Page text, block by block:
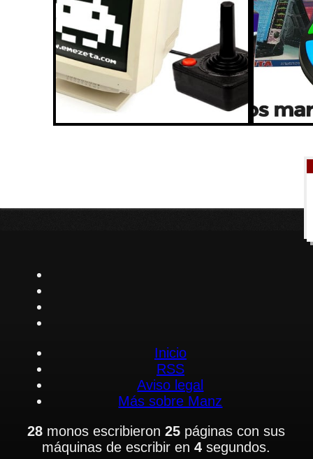
Inicio
RSS
Aviso legal
Más sobre Manz
28 monos escribieron25 páginas con sus
máquinas de escribir en4 segundos.